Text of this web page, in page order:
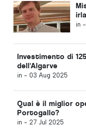
in -
Investimento di
dell'Algarve
in - 03 Aug 2025
Qual è il miglior
Portogallo?
in - 27 Jul 2025